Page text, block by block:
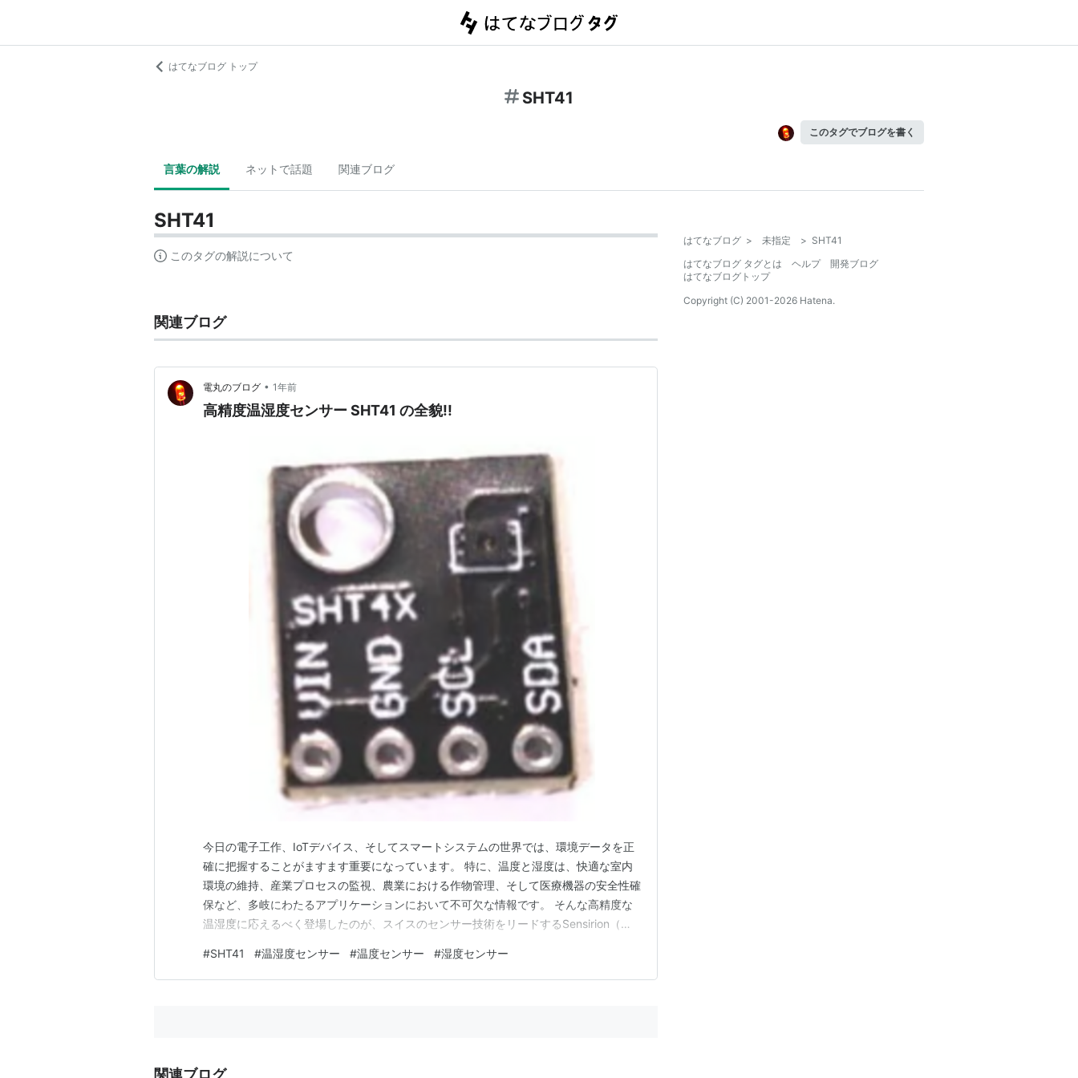
はてなブログ トップ
SHT41
このタグでブログを書く
言葉の解説 ネットで話題 関連ブログ
SHT41
このタグの解説について
関連ブログ
電丸のブログ • 1年前
高精度温湿度センサー SHT41 の全貌!!
今日の電子工作、IoTデバイス、そしてスマートシステムの世界では、環境データを正
確に把握することがますます重要になっています。 特に、温度と湿度は、快適な室内
環境の維持、産業プロセスの監視、農業における作物管理、そして医療機器の安全性確
保など、多岐にわたるアプリケーションにおいて不可欠な情報です。 そんな高精度な
温湿度に応えるべく登場したのが、スイスのセンサー技術をリードするSensirion（セ
リーズは、その卓越した精度、信頼性、そして使いやすさで業界標準となっており、
SHT41はその最新世代の一…
#SHT41 #温湿度センサー #温度センサー #湿度センサー
関連ブログ
はてなブログ > 未指定 > SHT41
はてなブログ タグとは
ヘルプ
開発ブログ
はてなブログトップ
Copyright (C) 2001-2026 Hatena.